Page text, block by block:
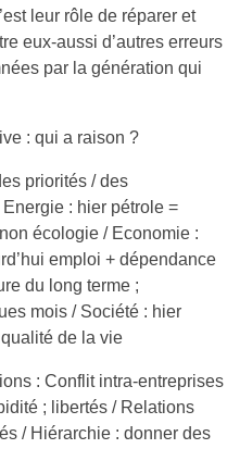
leur rôle de réparer et
eux-aussi d’autres erreurs
par la génération qui
: qui a raison ?
priorités / des
: hier pétrole =
écologie / Economie :
emploi + dépendance
du long terme ;
mois / Société : hier
qualité de la vie
: Conflit intra-entreprises
; libertés / Relations
/ Hiérarchie : donner des